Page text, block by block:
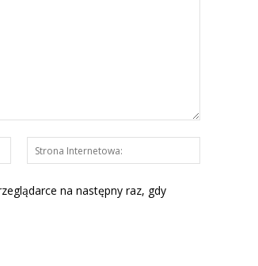
mail:*
Internetowa:
na następny raz, gdy